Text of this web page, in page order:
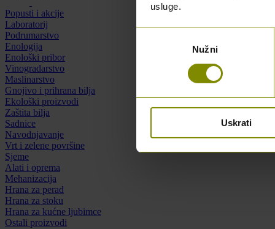
usluge.
Nužni
Uskrati
Popusti i akcije
Laboratorij
Podrumarstvo
Enologija
Enološki pribor
Vinogradarstvo
Maslinarstvo
Gnojivo i prihrana bilja
Ekološki proizvodi
Zaštita bilja
Sadnice
Navodnjavanje
Vrt i zelene površine
Sjeme
Alati i oprema
Mehanizacija
Hrana za perad
Hrana za stoku
Hrana za kućne ljubimce
Ostali proizvodi